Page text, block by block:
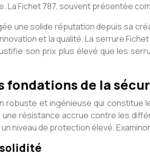
La Fichet 787, souvent présentée
une solide réputation depuis sa
et la qualité. La serrure
son prix plus élevé que les
de la
robuste et ingénieuse qui
résistance accrue contre les
niveau de protection élevé.
solidité